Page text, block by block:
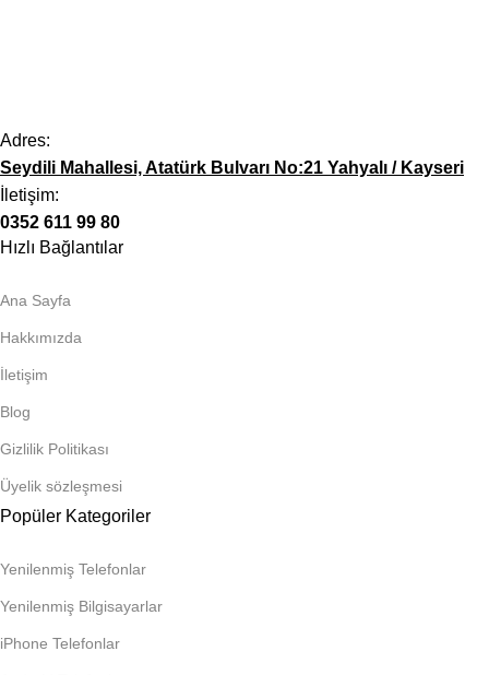
Adres:
Seydili Mahallesi, Atatürk Bulvarı No:21 Yahyalı / Kayseri
İletişim:
0352 611 99 80
Hızlı Bağlantılar
Ana Sayfa
Hakkımızda
İletişim
Blog
Gizlilik Politikası
Üyelik sözleşmesi
Popüler Kategoriler
Yenilenmiş Telefonlar
Yenilenmiş Bilgisayarlar
iPhone Telefonlar